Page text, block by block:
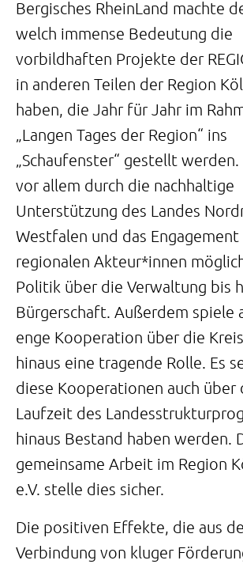
Bergisches RheinLand machte
welch immense Bedeutung die
vorbildhaften Projekte der
in anderen Teilen der Region
haben, die Jahr für Jahr im
„Langen Tages der Region“ ins
„Schaufenster“ gestellt werden.
vor allem durch die nachhaltige
Unterstützung des Landes
Westfalen und das
regionalen Akteur*innen
Politik über die Verwaltung bis
Bürgerschaft. Außerdem spiele
enge Kooperation über die
hinaus eine tragende Rolle. Es
diese Kooperationen auch über
Laufzeit des
hinaus Bestand haben werden.
gemeinsame Arbeit im Region
e.V. stelle dies sicher.
Die positiven Effekte, die aus
Verbindung von kluger